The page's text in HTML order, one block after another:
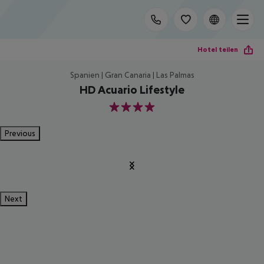
Hotel teilen
Spanien | Gran Canaria | Las Palmas
HD Acuario Lifestyle
4
Previous
Next